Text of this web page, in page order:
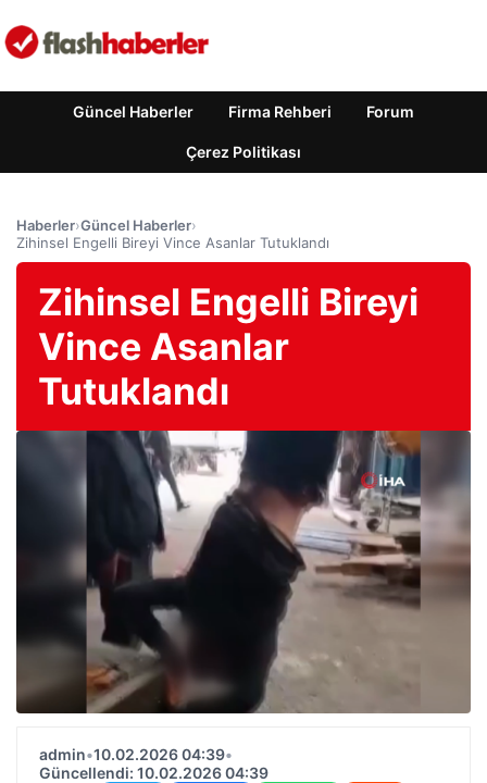
Güncel Haberler Firma Rehberi Forum
Çerez Politikası
Haberler›Güncel Haberler›
Zihinsel Engelli Bireyi Vince Asanlar Tutuklandı
Zihinsel Engelli Bireyi
Vince Asanlar
Tutuklandı
admin•10.02.2026 04:39•
Güncellendi: 10.02.2026 04:39